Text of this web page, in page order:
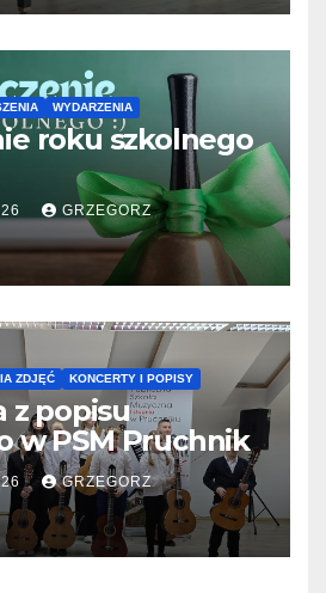
WYDARZENIA
roku szkolnego
GRZEGORZ
ZDJĘĆ KONCERTY I POPISY
z popisu
w PSM Pruchnik
GRZEGORZ